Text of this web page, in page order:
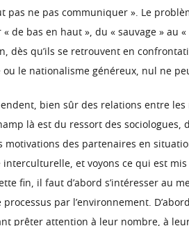
pas ne pas communiquer ». Le
de bas en haut », du « sauvage »
dès qu’ils se retrouvent en
ou le nationalisme généreux, nul ne
bien sûr des relations entre
là est du ressort des
des partenaires en
et voyons ce qui est
fin, il faut d’abord s’intéresser au
par l’environnement.
prêter attention à leur nombre, à